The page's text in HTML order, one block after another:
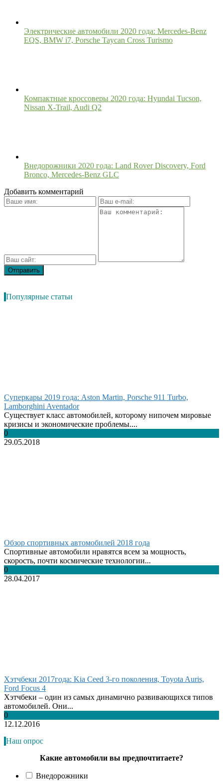
Электрические автомобили 2020 года: Mercedes-Benz
EQS, BMW i7, Porsche Taycan Cross Turismo
Компактные кроссоверы 2020 года: Hyundai Tucson,
Nissan X-Trail, Audi Q2
Внедорожники 2020 года: Land Rover Discovery, Ford
Bronco, Mercedes-Benz GLC
Добавить комментарий
Популярные статьи
Суперкары 2019 года: Aston Martin, Porsche 911 Turbo,
Lamborghini Aventador
Существует класс автомобилей, которому нипочем мировые
кризисы и экономические проблемы....
0
29.05.2018
Обзор спортивных автомобилей 2018 года
Спортивные автомобили нравятся всем за мощность,
скорость, почти космические технологии...
0
28.04.2017
Хэтчбеки 2017года: Kia Ceed 3-го поколения, Toyota Auris,
Ford Focus 4
Хэтчбеки – один из самых динамично развивающихся типов
автомобилей. Они...
0
12.12.2016
Наш опрос
Какие автомобили вы предпочтитаете?
Внедорожники